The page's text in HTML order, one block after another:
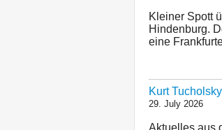
Kleiner Spott
Hindenburg.
eine
Kurt
29. July 2026